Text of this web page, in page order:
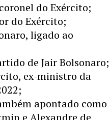
do Exército;
do Exército;
ligado ao
de Jair Bolsonaro;
ex-ministro da
apontado como
e Alexandre de